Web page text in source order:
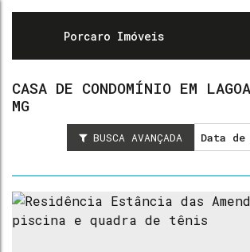
CASA DE CONDOMÍNIO EM
MG
BUSCA AVANÇADA